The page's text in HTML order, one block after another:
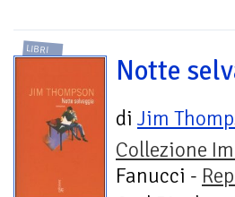
LIBRI
Notte
di Jim
Collezione
Fanucci -